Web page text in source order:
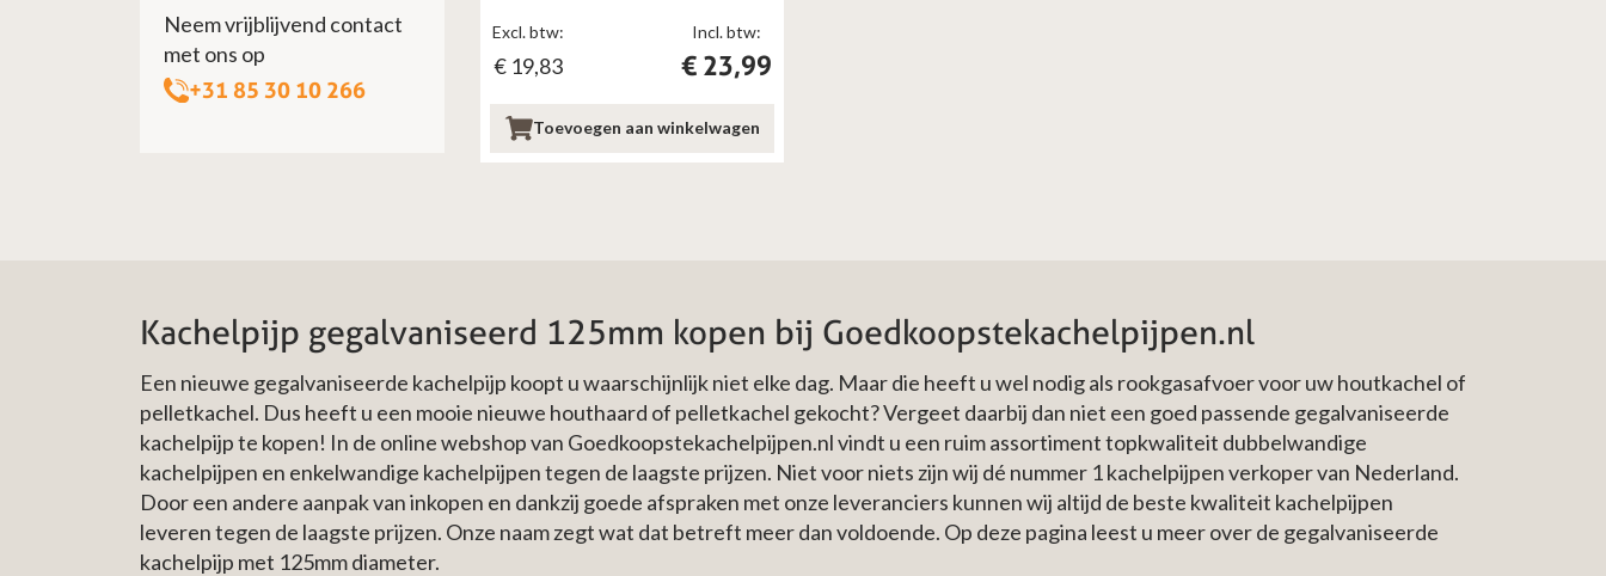
Neem vrijblijvend contact
met ons op
+31 85 30 10 266
Incl. btw:
€ 23,99
Excl. btw:
€ 19,83
Toevoegen aan winkelwagen
Kachelpijp gegalvaniseerd 125mm kopen bij Goedkoopstekachelpijpen.nl
Een nieuwe gegalvaniseerde kachelpijp koopt u waarschijnlijk niet elke dag. Maar die heeft u wel nodig als rookgasafvoer voor uw houtkachel of
pelletkachel. Dus heeft u een mooie nieuwe houthaard of pelletkachel gekocht? Vergeet daarbij dan niet een goed passende gegalvaniseerde
kachelpijp te kopen! In de online webshop van Goedkoopstekachelpijpen.nl vindt u een ruim assortiment topkwaliteit dubbelwandige
kachelpijpen en enkelwandige kachelpijpen tegen de laagste prijzen. Niet voor niets zijn wij dé nummer 1 kachelpijpen verkoper van Nederland.
Door een andere aanpak van inkopen en dankzij goede afspraken met onze leveranciers kunnen wij altijd de beste kwaliteit kachelpijpen
leveren tegen de laagste prijzen. Onze naam zegt wat dat betreft meer dan voldoende. Op deze pagina leest u meer over de gegalvaniseerde
kachelpijp met 125mm diameter.